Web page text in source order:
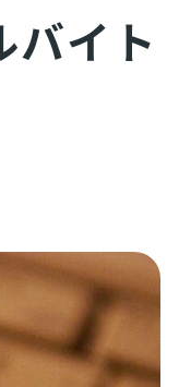
バイト